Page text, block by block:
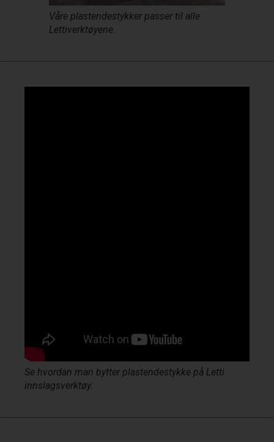
Våre plastendestykker passer til alle
Lettiverktøyene.
Se hvordan man bytter plastendestykke på Letti
innslagsverktøy.